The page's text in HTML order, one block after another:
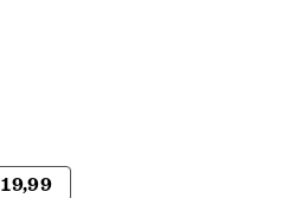
19,99